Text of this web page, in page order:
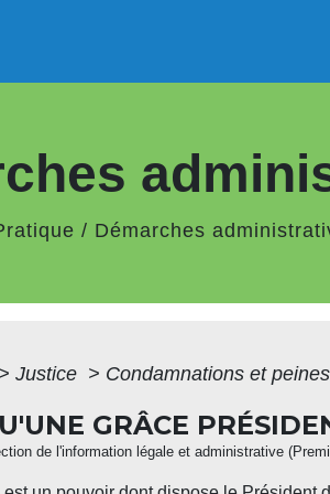
/ Démarches
> Justice > Condamnations et peines
GRÂCE
de l'information légale et administrative